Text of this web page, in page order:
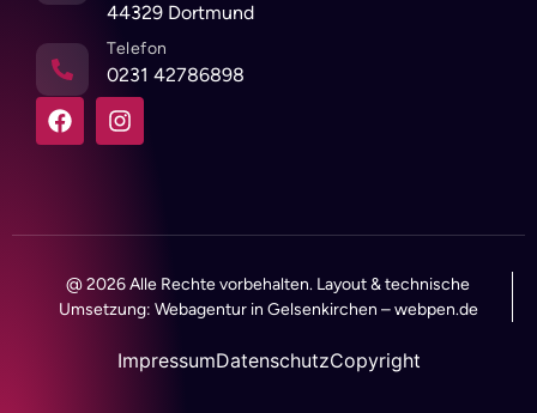
44329 Dortmund
Telefon
0231 42786898
@ 2026 Alle Rechte vorbehalten. Layout & technische
Umsetzung: Webagentur in Gelsenkirchen –webpen.de
ImpressumDatenschutzCopyright